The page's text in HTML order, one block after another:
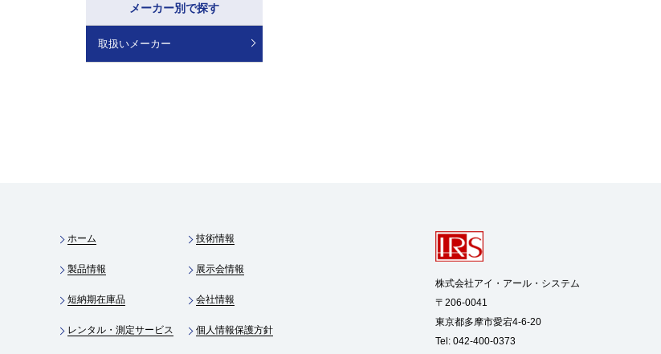
メーカー別で探す
取扱いメーカー
ホーム 技術情報
製品情報 展示会情報
短納期在庫品 会社情報
レンタル・測定サービス 個人情報保護方針
株式会社アイ・アール・システム
〒206-0041
東京都多摩市愛宕4-6-20
Tel: 042-400-0373